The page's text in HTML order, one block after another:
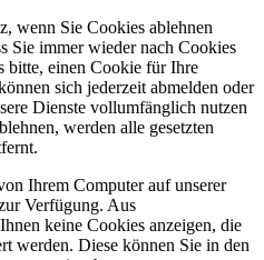
wenn Sie Cookies ablehnen
Sie immer wieder nach Cookies
bitte, einen Cookie für Ihre
sich jederzeit abmelden oder
Dienste vollumfänglich nutzen
werden alle gesetzten
Ihrem Computer auf unserer
Verfügung. Aus
keine Cookies anzeigen, die
werden. Diese können Sie in den